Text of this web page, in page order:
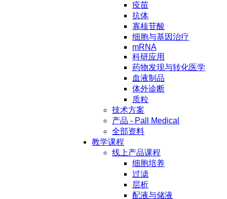
疫苗
抗体
寡核苷酸
细胞与基因治疗
mRNA
科研应用
药物发现与转化医学
血液制品
体外诊断
质粒
技术方案
产品 - Pall Medical
全部资料
教学课程
线上产品课程
细胞培养
过滤
层析
配液与储液